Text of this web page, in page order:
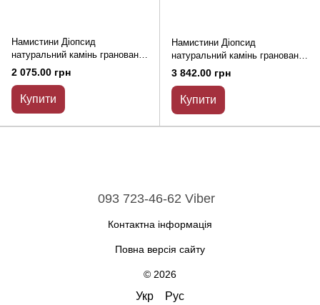
Намистини Діопсид
натуральний камінь гранована
кулька d-5мм+- L-38см+-
2 075.00 грн
Купити
Намистини Діопсид
натуральний камінь гранована
кулька d-6-6,5мм+- L-39см+-
3 842.00 грн
Купити
093 723-46-62 Viber
Контактна інформація
Повна версія сайту
© 2026
Укр Рус